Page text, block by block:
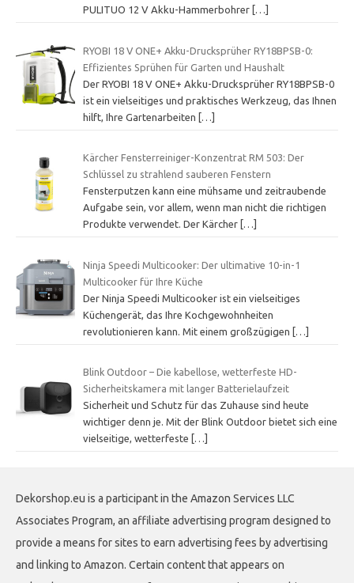
PULITUO 12 V Akku-Hammerbohrer […]
RYOBI 18 V ONE+ Akku-Drucksprüher RY18BPSB-0:
Effizientes Sprühen für Garten und Haushalt
Der RYOBI 18 V ONE+ Akku-Drucksprüher RY18BPSB-0
ist ein vielseitiges und praktisches Werkzeug, das Ihnen
hilft, Ihre Gartenarbeiten […]
Kärcher Fensterreiniger-Konzentrat RM 503: Der
Schlüssel zu strahlend sauberen Fenstern
Fensterputzen kann eine mühsame und zeitraubende
Aufgabe sein, vor allem, wenn man nicht die richtigen
Produkte verwendet. Der Kärcher […]
Ninja Speedi Multicooker: Der ultimative 10-in-1
Multicooker für Ihre Küche
Der Ninja Speedi Multicooker ist ein vielseitiges
Küchengerät, das Ihre Kochgewohnheiten
revolutionieren kann. Mit einem großzügigen […]
Blink Outdoor – Die kabellose, wetterfeste HD-
Sicherheitskamera mit langer Batterielaufzeit
Sicherheit und Schutz für das Zuhause sind heute
wichtiger denn je. Mit der Blink Outdoor bietet sich eine
vielseitige, wetterfeste
[…]
Dekorshop.eu is a participant in the Amazon Services LLC
Associates Program, an affiliate advertising program designed to
provide a means for sites to earn advertising fees by advertising
and linking to Amazon. Certain content that appears on